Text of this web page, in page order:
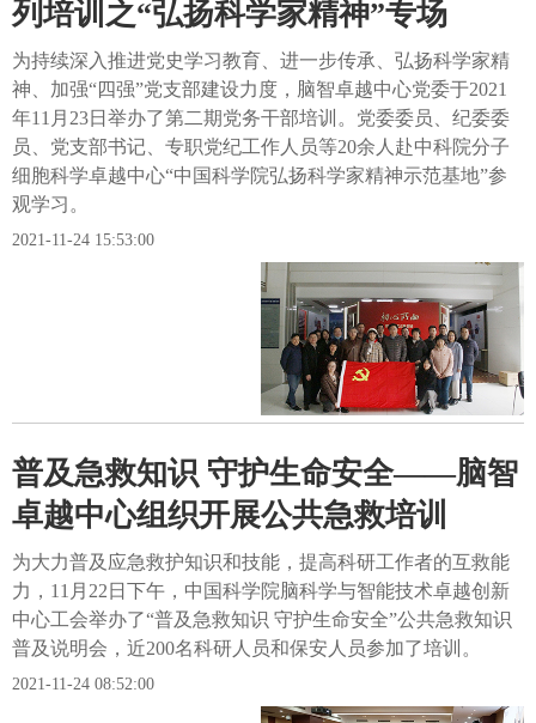
列培训之“弘扬科学家精神”专场
为持续深入推进党史学习教育、进一步传承、弘扬科学家精
神、加强“四强”党支部建设力度，脑智卓越中心党委于2021
年11月23日举办了第二期党务干部培训。党委委员、纪委委
员、党支部书记、专职党纪工作人员等20余人赴中科院分子
细胞科学卓越中心“中国科学院弘扬科学家精神示范基地”参
观学习。
2021-11-24 15:53:00
普及急救知识 守护生命安全——脑智
卓越中心组织开展公共急救培训
为大力普及应急救护知识和技能，提高科研工作者的互救能
力，11月22日下午，中国科学院脑科学与智能技术卓越创新
中心工会举办了“普及急救知识 守护生命安全”公共急救知识
普及说明会，近200名科研人员和保安人员参加了培训。
2021-11-24 08:52:00